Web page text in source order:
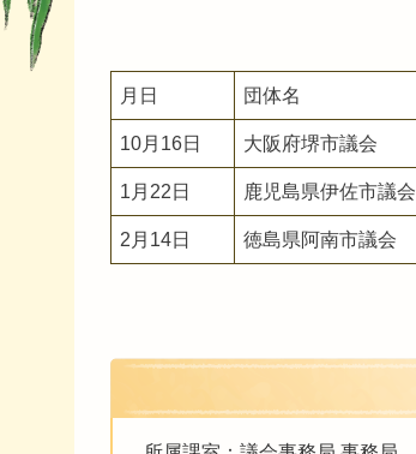
月日 団体名
10月16日 大阪府堺市議会
1月22日 鹿児島県伊佐市議会
2月14日 徳島県阿南市議会